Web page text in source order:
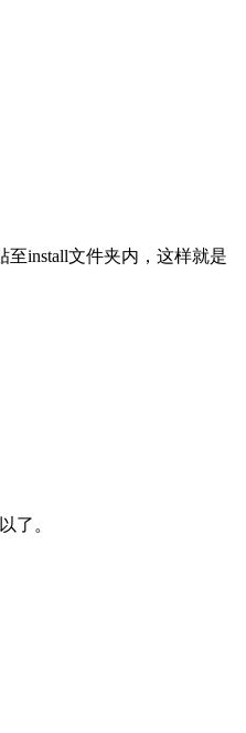
至install文件夹内，这样就是
了。